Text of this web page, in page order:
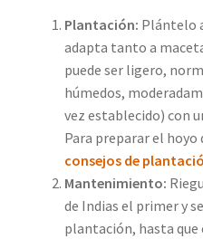
Plantación: Plántelo
adapta tanto a
puede ser ligero,
húmedos,
vez establecido) con
Para preparar el
consejos de
Mantenimiento:
de Indias el primer y
plantación, hasta que